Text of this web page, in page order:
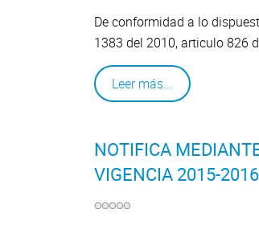
De conformidad a lo
1383 del 2010, articulo 826
Leer más...
NOTIFICA
VIGENCIA 2015-